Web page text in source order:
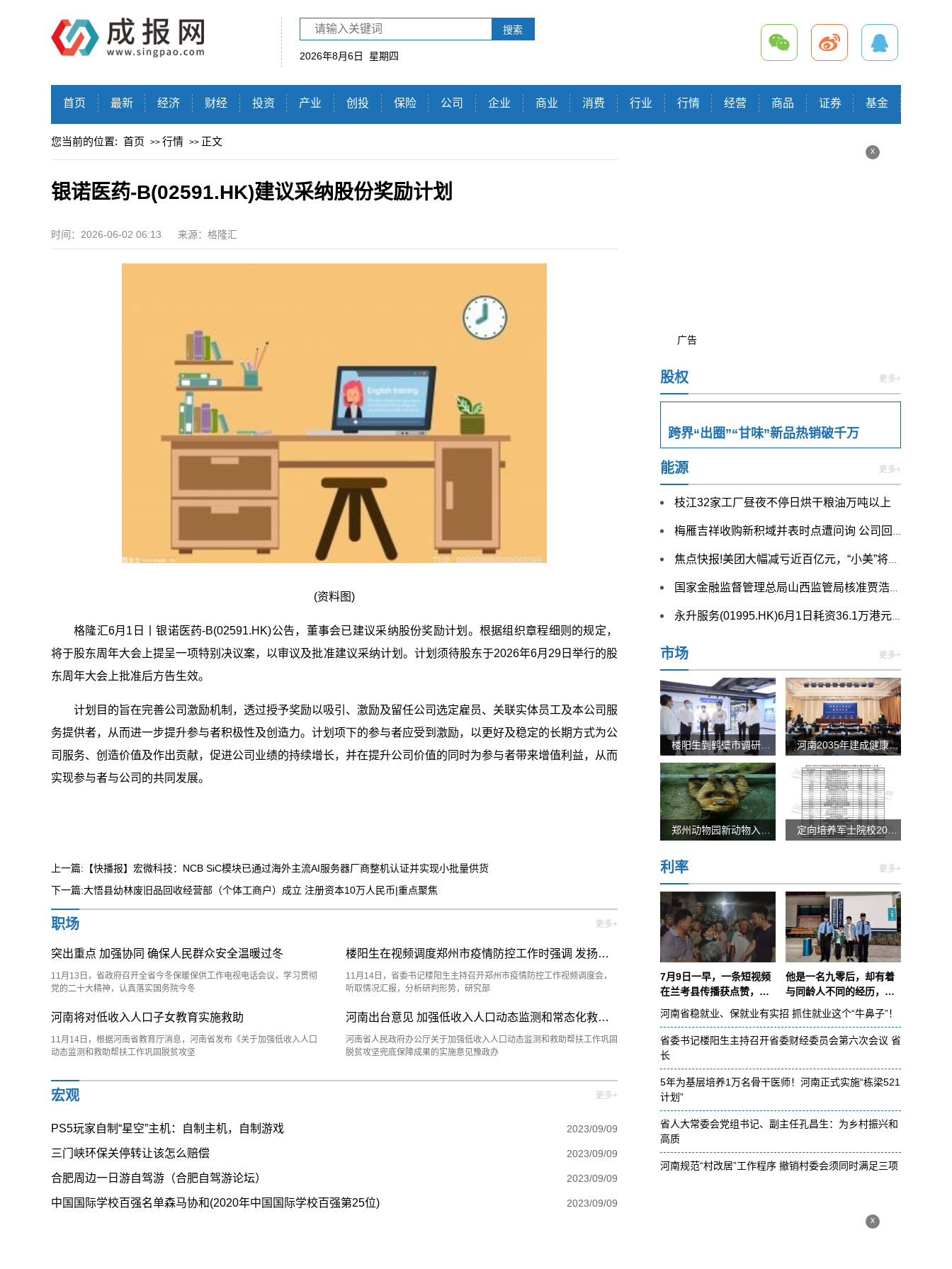
搜索
2026年8月6日 星期四
首页 最新 经济 财经 投资 产业 创投 保险 公司 企业 商业 消费 行业 行情 经营 商品 证券 基金
您当前的位置: 首页 >> 行情 >> 正文
银诺医药-B(02591.HK)建议采纳股份奖励计划
时间：2026-06-02 06:13 来源：格隆汇
(资料图)
格隆汇6月1日丨银诺医药-B(02591.HK)公告，董事会已建议采纳股份奖励计划。根据组织章程细则的规定，
将于股东周年大会上提呈一项特别决议案，以审议及批准建议采纳计划。计划须待股东于2026年6月29日举行的股
东周年大会上批准后方告生效。
计划目的旨在完善公司激励机制，透过授予奖励以吸引、激励及留任公司选定雇员、关联实体员工及本公司服
务提供者，从而进一步提升参与者积极性及创造力。计划项下的参与者应受到激励，以更好及稳定的长期方式为公
司服务、创造价值及作出贡献，促进公司业绩的持续增长，并在提升公司价值的同时为参与者带来增值利益，从而
实现参与者与公司的共同发展。
上一篇:【快播报】宏微科技：NCB SiC模块已通过海外主流AI服务器厂商整机认证并实现小批量供货
下一篇:大悟县幼林废旧品回收经营部（个体工商户）成立 注册资本10万人民币|重点聚焦
职场 更多+
突出重点 加强协同 确保人民群众安全温暖过冬
11月13日，省政府召开全省今冬保暖保供工作电视电话会议，学习贯彻
党的二十大精神，认真落实国务院今冬
楼阳生在视频调度郑州市疫情防控工作时强调 发扬斗争
11月14日，省委书记楼阳生主持召开郑州市疫情防控工作视频调度会，
听取情况汇报，分析研判形势，研究部
河南将对低收入人口子女教育实施救助
11月14日，根据河南省教育厅消息，河南省发布《关于加强低收入人口
动态监测和救助帮扶工作巩固脱贫攻坚
河南出台意见 加强低收入人口动态监测和常态化救助帮扶
河南省人民政府办公厅关于加强低收入人口动态监测和救助帮扶工作巩固
脱贫攻坚兜底保障成果的实施意见豫政办
宏观 更多+
PS5玩家自制“星空”主机：自制主机，自制游戏 2023/09/09
三门峡环保关停转让该怎么赔偿 2023/09/09
合肥周边一日游自驾游（合肥自驾游论坛） 2023/09/09
中国国际学校百强名单森马协和(2020年中国国际学校百强第25位) 2023/09/09
x
广告
股权 更多+
跨界“出圈”“甘味”新品热销破千万
能源 更多+
枝江32家工厂昼夜不停日烘干粮油万吨以上
梅雁吉祥收购新积域并表时点遭问询 公司回复_热点
焦点快报!美团大幅减亏近百亿元，“小美”将联手元宝！王兴发声
国家金融监督管理总局山西监管局核准贾浩浩古交市阜民村镇银行股份有限公司董事、董事长任职资格
永升服务(01995.HK)6月1日耗资36.1万港元回购20万股
市场 更多+
河南2035年建成健康中原 人均预期寿命达到80岁
定向培养军士院校2022年在河南省招生体格检查控制分数线
利率 更多+
7月9日一早，一条短视频
在兰考县传播获点赞，视
频中村民鼓掌叫好。该视
频画面显示，8日晚10时
许，开封
他是一名九零后，却有着
与同龄人不同的经历，高
中毕业考入军校后扎根军
营，驰骋山河间保家卫
国；十年军旅生
河南省稳就业、保就业有实招 抓住就业这个“牛鼻子”！
省委书记楼阳生主持召开省委财经委员会第六次会议 省
长
5年为基层培养1万名骨干医师！河南正式实施“栋梁521
计划”
省人大常委会党组书记、副主任孔昌生：为乡村振兴和
高质
河南规范“村改居”工作程序 撤销村委会须同时满足三项
x